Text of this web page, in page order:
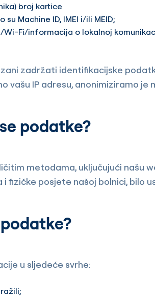
broj kartice
Machine ID, IMEI i/ili MEID;
Wi-Fi/informacija o lokalnoj
zadržati identifikacijske
IP adresu, anonimiziramo je
podatke?
metodama, uključujući našu
fizičke posjete našoj bolnici, bilo
u sljedeće svrhe: